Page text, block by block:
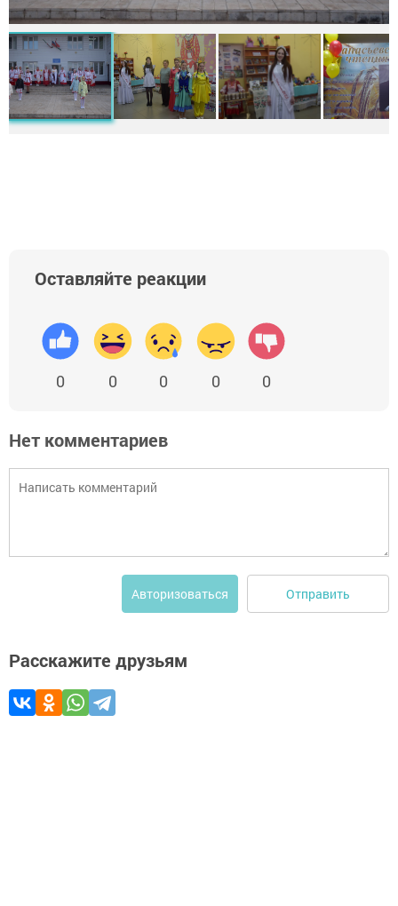
Оставляйте реакции
0 0 0 0 0
Нет комментариев
Авторизоваться Отправить
Расскажите друзьям